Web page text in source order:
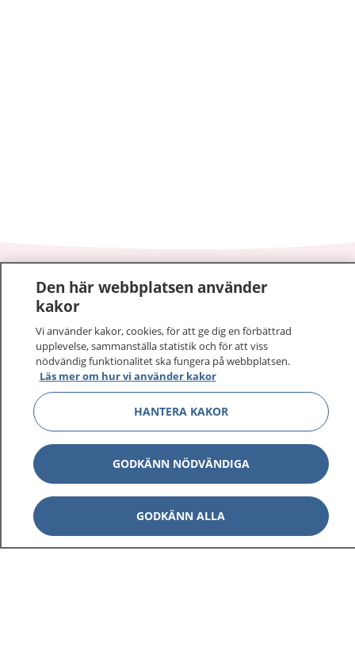
1177–tryggt om din hälsa och vård
sjukdomar och vilka mottagningar du kan kontakta.
Logga in för att läsa din journal och göra dina
vårdärenden. Ring telefonnummer 1177 för
sjukvårdsrådgivning dygnet runt.
1177 ger dig råd när du vill må bättre.
1177 på flera språk Show
Den här webbplatsen använder
kakor
Vi använder kakor, cookies, för att ge dig en förbättrad
upplevelse, sammanställa statistik och för att viss
nödvändig funktionalitet ska fungera på webbplatsen.
Läs mer om hur vi använder kakor
HANTERA KAKOR
GODKÄNN NÖDVÄNDIGA
GODKÄNN ALLA